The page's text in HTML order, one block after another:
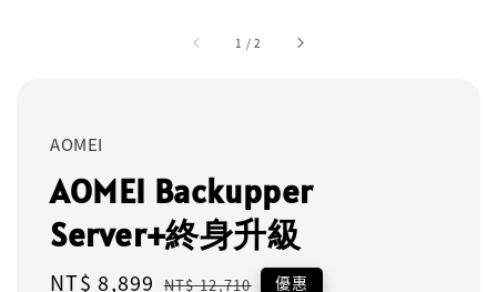
1 /2
AOMEI
AOMEI Backupper
Server+終身升級
Sale
NT$ 8,899 Regular
NT$ 12,710 優惠